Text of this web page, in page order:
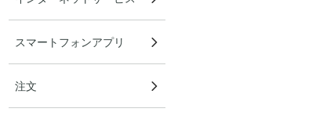
スマートフォンアプリ
注文